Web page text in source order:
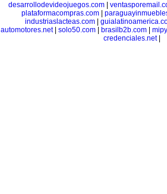
desarrollodevideojuegos.com
plataformacompras.com
industriaslacteas.com
automotores.net| solo50.com brasilb2b.com
credenciales.net|